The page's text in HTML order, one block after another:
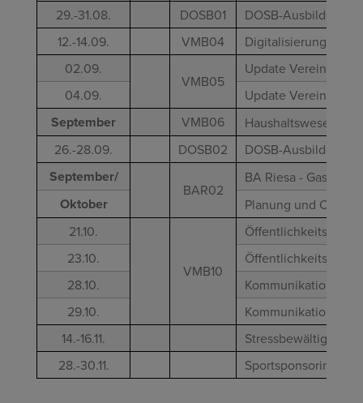
29.-31.08. DOSB01
DOSB-
12.-14.09.
VMB04
Digitalisierung/
02.09.
VMB05
Update
04.09.
Update
September VMB06
Haushaltswesen/
26.-28.09.
DOSB02 DOSB-
September/
BAR02
BA Riesa -
Oktober
Planung und
21.10.
VMB10
Öffentlichkeitsarbeit
23.10.
Öffentlichkeitsarbeit
28.10.
Kommunikation
29.10.
Kommunikation
14.-16.11.
Stressbewältigung/
28.-30.11.
Sportsponsoring (16